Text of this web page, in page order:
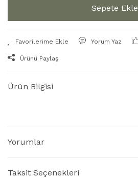
Sepete Ekle
Yorum Yaz
Ürünü Paylaş
Ürün Bilgisi
Yorumlar
Taksit Seçenekleri